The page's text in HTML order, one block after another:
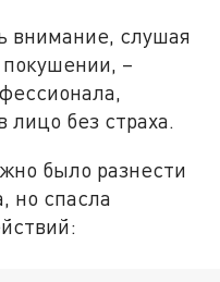
внимание, слушая
покушении, –
лицо без страха.
было разнести
но спасла